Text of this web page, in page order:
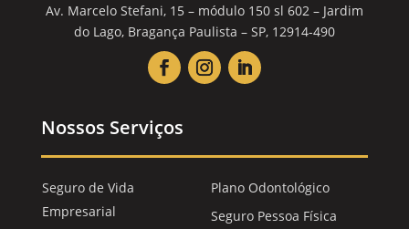
Av. Marcelo Stefani, 15 – módulo 150 sl 602 – Jardim
do Lago, Bragança Paulista – SP, 12914-490
Nossos Serviços
Seguro de Vida
Empresarial
Plano Odontológico
Seguro Pessoa Física